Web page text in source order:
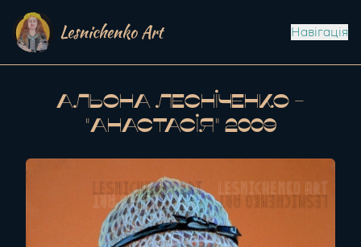
Lesnichenko Art Навігація
Альона Лесніченко -
"Анастасія" 2009